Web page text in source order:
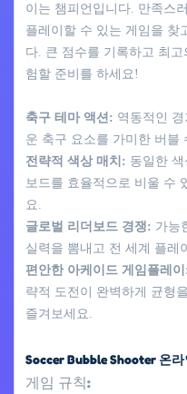
이는 챔피언입니다. 만족스
플레이할 수 있는 게임을 찾
다. 큰 점수를 기록하고 최
험할 준비를 하세요!
축구 테마 액션: 역동적인
운 축구 요소를 가미한 버블
전략적 색상 매치: 동일한
보드를 효율적으로 비울 수
요.
글로벌 리더보드 경쟁: 가능
실력을 뽐내고 전 세계 플레
편안한 아케이드 게임플레
략적 도전이 완벽하게 균형
즐겨보세요.
Soccer Bubble Shooter 온
게임 규칙: